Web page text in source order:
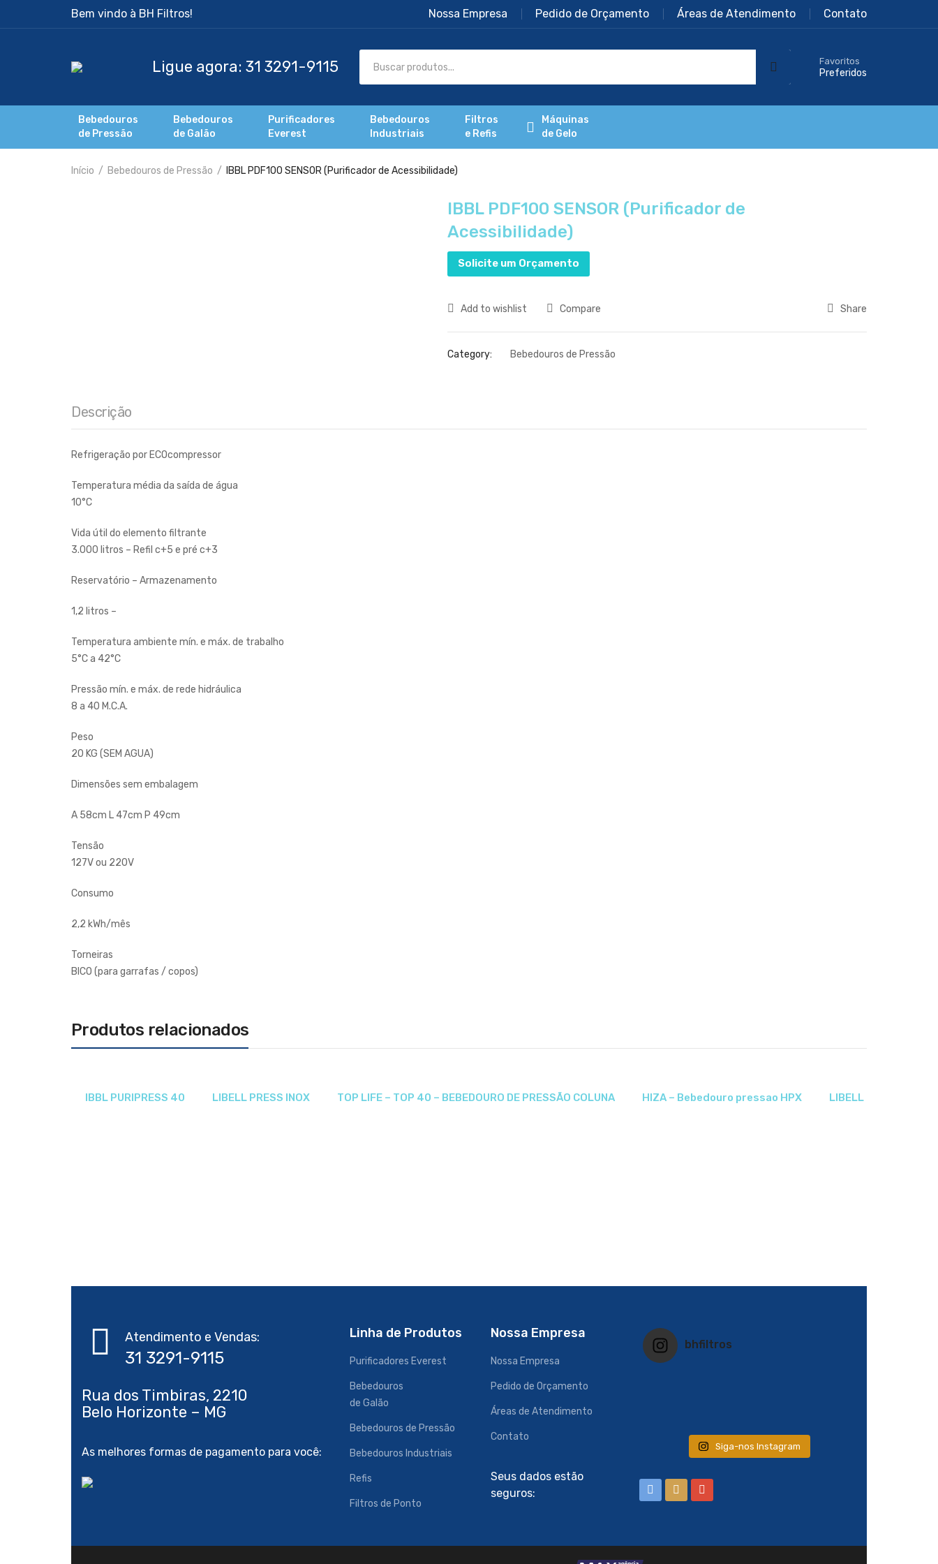
Bem vindo à BH Filtros! Nossa Empresa Pedido de Orçamento Áreas de Atendimento Contato
Favoritos
Preferidos
Bebedouros
de Pressão
Bebedouros
de Galão
Purificadores
Everest
Bebedouros
Industriais
Filtros
e Refis
Máquinas
de Gelo
Início Bebedouros de Pressão IBBL PDF100 SENSOR (Purificador de Acessibilidade)
IBBL PDF100 SENSOR (Purificador de
Acessibilidade)
Solicite um Orçamento
Add to wishlist Compare Share
Category: Bebedouros de Pressão
Descrição
Refrigeração por ECOcompressor
Temperatura média da saída de água
10°C
Vida útil do elemento filtrante
3.000 litros – Refil c+5 e pré c+3
Reservatório – Armazenamento
1,2 litros –
Temperatura ambiente mín. e máx. de trabalho
5°C a 42°C
Pressão mín. e máx. de rede hidráulica
8 a 40 M.C.A.
Peso
20 KG (SEM AGUA)
Dimensões sem embalagem
A 58cm L 47cm P 49cm
Tensão
127V ou 220V
Consumo
2,2 kWh/mês
Torneiras
BICO (para garrafas / copos)
Produtos relacionados
IBBL PURIPRESS 40 LIBELL PRESS INOX TOP LIFE – TOP 40 – BEBEDOURO DE PRESSÃO COLUNA HIZA – Bebedouro pressao HPX LIBELL PRESS SIDE
Atendimento e Vendas:
Rua dos Timbiras, 2210
As melhores formas de pagamento para você:
Linha de Produtos
Purificadores Everest
Bebedouros
de Galão
Bebedouros de Pressão
Bebedouros Industriais
Refis
Filtros de Ponto
Nossa Empresa
Nossa Empresa
Pedido de Orçamento
Áreas de Atendimento
Contato
Seus dados estão
seguros:
bhfiltros
Siga-nos Instagram